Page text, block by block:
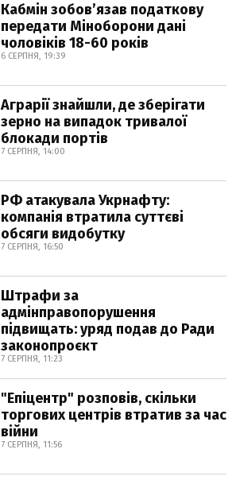
Кабмін зобовʼязав податкову
передати Міноборони дані
чоловіків 18-60 років
6 СЕРПНЯ, 19:39
Аграрії знайшли, де зберігати
зерно на випадок тривалої
блокади портів
7 СЕРПНЯ, 14:00
РФ атакувала Укрнафту:
компанія втратила суттєві
обсяги видобутку
7 СЕРПНЯ, 16:50
Штрафи за
адмінправопорушення
підвищать: уряд подав до Ради
законопроєкт
7 СЕРПНЯ, 11:23
"Епіцентр" розповів, скільки
торгових центрів втратив за час
війни
7 СЕРПНЯ, 11:56